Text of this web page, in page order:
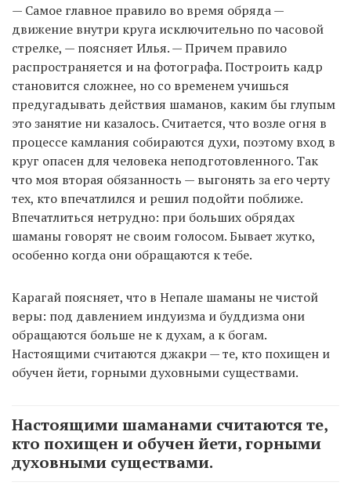
— Самое главное правило во время обряда —
движение внутри круга исключительно по часовой
стрелке, — поясняет Илья. — Причем правило
распространяется и на фотографа. Построить кадр
становится сложнее, но со временем учишься
предугадывать действия шаманов, каким бы глупым
это занятие ни казалось. Считается, что возле огня в
процессе камлания собираются духи, поэтому вход в
круг опасен для человека неподготовленного. Так
что моя вторая обязанность — выгонять за его черту
тех, кто впечатлился и решил подойти поближе.
Впечатлиться нетрудно: при больших обрядах
шаманы говорят не своим голосом. Бывает жутко,
особенно когда они обращаются к тебе.
Карагай поясняет, что в Непале шаманы не чистой
веры: под давлением индуизма и буддизма они
обращаются больше не к духам, а к богам.
Настоящими считаются джакри — те, кто похищен и
обучен йети, горными духовными существами.
Настоящими шаманами считаются те,
кто похищен и обучен йети, горными
духовными существами.